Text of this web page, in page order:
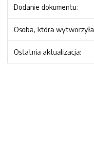
Dodanie dokumentu:
Osoba, która
Ostatnia aktualizacja: